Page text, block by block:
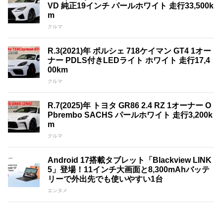
VD 純正19インチ パールホワイト 走行33,500k
m
クルマ
R.3(2021)年 ポルシェ 718ケイマン GT4 1オー
ナー PDLS付きLEDライト ホワイト 走行17,4
00km
クルマ
R.7(2025)年 トヨタ GR86 2.4 RZ 1オーナー O
Pbrembo SACHS パールホワイト 走行3,200k
m
クルマ
Android 17搭載タブレット「Blackview LINK
5」登場！11インチ大画面と8,300mAhバッテ
リーで外出先でも使いやすい1台
エンタメ